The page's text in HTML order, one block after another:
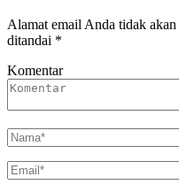
Alamat email Anda tidak
ditandai *
Komentar